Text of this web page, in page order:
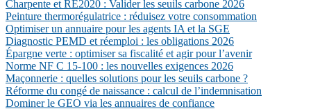
Charpente et RE2020 : Valider les seuils carbone 2026
Peinture thermorégulatrice : réduisez votre consommation
Optimiser un annuaire pour les agents IA et la SGE
Diagnostic PEMD et réemploi : les obligations 2026
Épargne verte : optimiser sa fiscalité et agir pour l’avenir
Norme NF C 15-100 : les nouvelles exigences 2026
Maçonnerie : quelles solutions pour les seuils carbone ?
Réforme du congé de naissance : calcul de l’indemnisation
Dominer le GEO via les annuaires de confiance